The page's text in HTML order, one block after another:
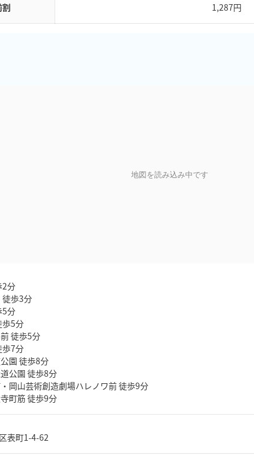
1,287円
地図を読み込み中です
2分
徒歩3分
5分
歩5分
徒歩5分
歩7分
園 徒歩8分
公園 徒歩8分
岡山芸術創造劇場ハレノワ前 徒歩9分
町筋 徒歩9分
表町1-4-62